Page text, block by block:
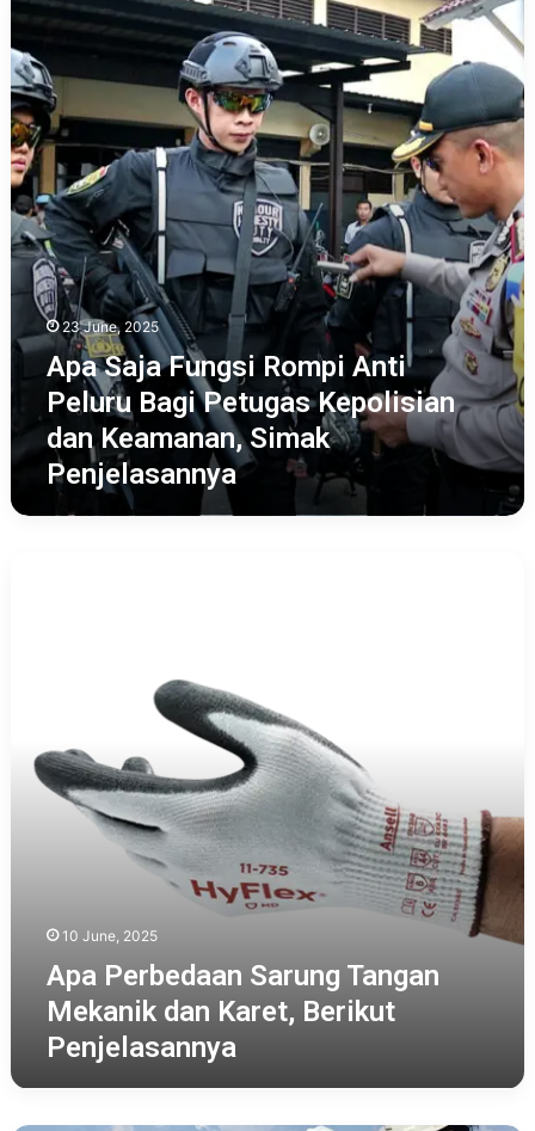
Rompi
Anti
Peluru
Bagi
Petugas
Kepolisian
dan
Keamanan,
Simak
Penjelasannya
23 June, 2025
Apa Saja Fungsi Rompi Anti
Peluru Bagi Petugas Kepolisian
dan Keamanan, Simak
Penjelasannya
Penjelasannya
10 June, 2025
Apa Perbedaan Sarung Tangan
Mekanik dan Karet, Berikut
Penjelasannya